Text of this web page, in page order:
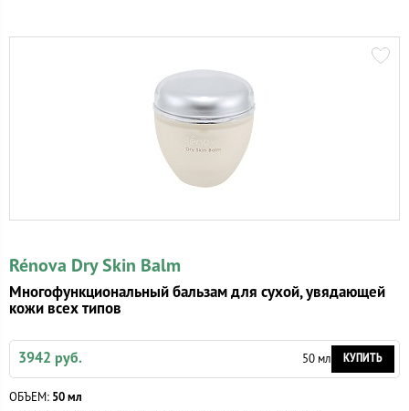
Rénova Dry Skin Balm
Многофункциональный бальзам для сухой, увядающей
кожи всех типов
3942 руб. 50 мл КУПИТЬ
ОБЪЕМ: 50 мл